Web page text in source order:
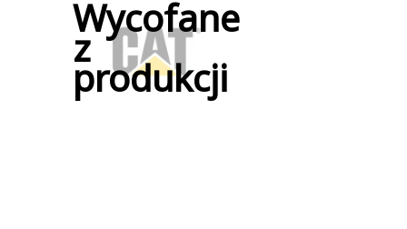
Wycofane
z
produkcji